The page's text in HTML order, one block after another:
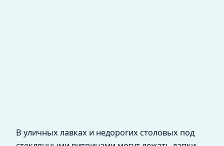
В уличных лавках и недорогих столовых под